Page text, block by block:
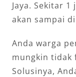
Jaya. Sekitar 1
akan sampai
Anda warga
mungkin tidak
Solusinya,